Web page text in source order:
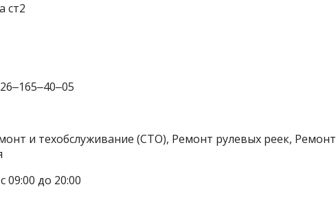
ст2
и техобслуживание (СТО), Ремонт рулевых реек, Ремонт
до 20:00